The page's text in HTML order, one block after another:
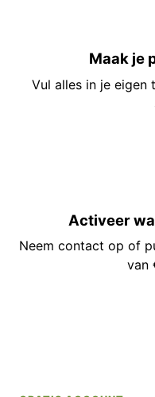
Maak je
Vul alles in je eigen
Activeer
Neem contact op of
van